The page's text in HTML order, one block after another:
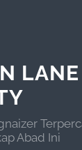
LANE
Abad Ini